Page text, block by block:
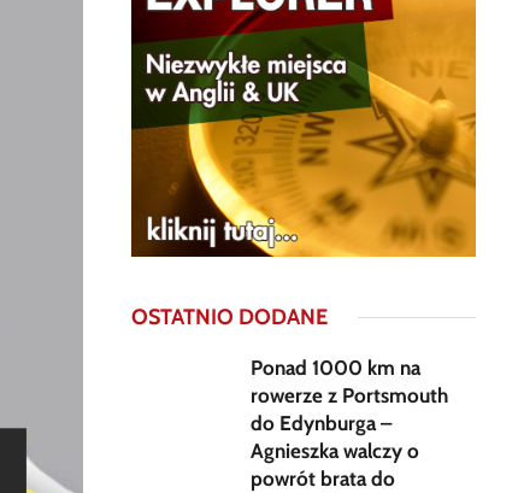
OSTATNIO DODANE
Ponad 1000 km na
rowerze z Portsmouth
do Edynburga –
Agnieszka walczy o
powrót brata do